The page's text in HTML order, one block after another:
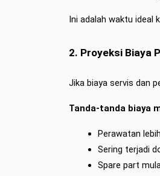
Ini adalah waktu ideal
2. Proyeksi Biaya
Jika biaya servis dan
Tanda-tanda biaya
Perawatan
Sering terjadi
Spare part